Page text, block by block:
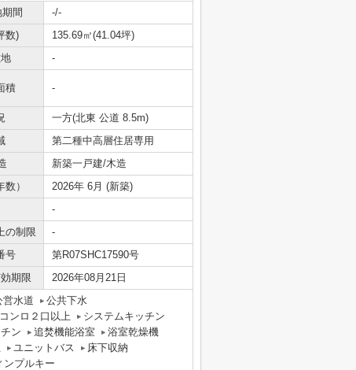
間
-/-
数)
135.69㎡(41.04坪)
-
積 -
一方(北東 公道 8.5m)
第二種中高層住居専用
新築一戸建/木造
）
2026年 6月 (新築)
-
の制限
-
号
第R07SHC17590号
期限 2026年08月21日
営水道
公共下水
コンロ２口以上
システムキッチン
ン 追焚機能浴室
浴室乾燥機
ユニットバス
床下収納
ンプルキー